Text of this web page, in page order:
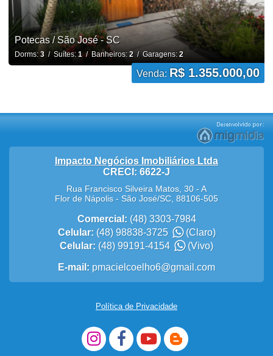
Potecas / São José - SC
Dorms: 3/ Suítes: 1/ Banheiros: 2/ Garagens: 2
Venda: R$ 1.355.000,00
Impacto Negócios Imobiliários Ltda
CRECI: 6622-J
Rua Francisco Silveira Matos, 30 - A
Flor de Nápolis - São José/SC 88106-505
Comercial: (48) 3303-7984
Celular: (48) 98838-3725
(Claro)
Celular: (48) 99191-4154 (Vivo)
E-mail: pmacielcoelho6@gmail.com
Política de Privacidade